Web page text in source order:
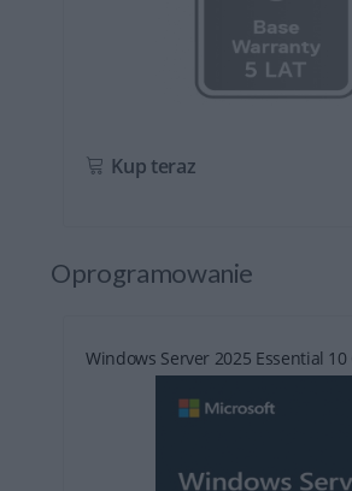
Kup teraz
Oprogramowanie
Windows Server 2025 Essential 10